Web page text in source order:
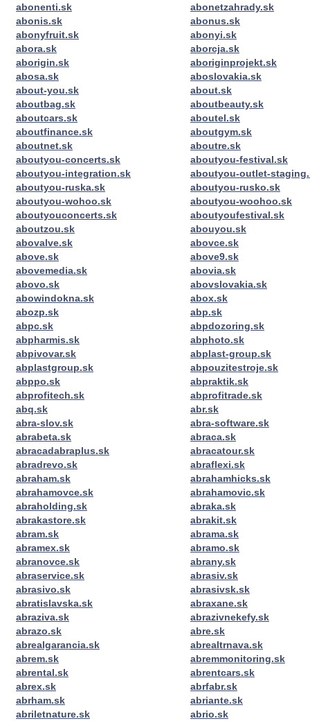
abonenti.sk
abonetzahrady.sk
abonis.sk
abonus.sk
abonyfruit.sk
abonyi.sk
abora.sk
aborcja.sk
aborigin.sk
aboriginprojekt.sk
abosa.sk
aboslovakia.sk
about-you.sk
about.sk
aboutbag.sk
aboutbeauty.sk
aboutcars.sk
aboutel.sk
aboutfinance.sk
aboutgym.sk
aboutnet.sk
aboutre.sk
aboutyou-concerts.sk
aboutyou-festival.sk
aboutyou-integration.sk
aboutyou-outlet-
aboutyou-ruska.sk
aboutyou-rusko.sk
aboutyou-wohoo.sk
aboutyou-woohoo.sk
aboutyouconcerts.sk
aboutyoufestival.sk
aboutzou.sk
abouyou.sk
abovalve.sk
abovce.sk
above.sk
above9.sk
abovemedia.sk
abovia.sk
abovo.sk
abovslovakia.sk
abowindokna.sk
abox.sk
abozp.sk
abp.sk
abpc.sk
abpdozoring.sk
abpharmis.sk
abphoto.sk
abpivovar.sk
abplast-group.sk
abplastgroup.sk
abpouzitestroje.sk
abppo.sk
abpraktik.sk
abprofitech.sk
abprofitrade.sk
abq.sk
abr.sk
abra-slov.sk
abra-software.sk
abrabeta.sk
abraca.sk
abracadabraplus.sk
abracatour.sk
abradrevo.sk
abraflexi.sk
abraham.sk
abrahamhicks.sk
abrahamovce.sk
abrahamovic.sk
abraholding.sk
abraka.sk
abrakastore.sk
abrakit.sk
abram.sk
abrama.sk
abramex.sk
abramo.sk
abranovce.sk
abrany.sk
abraservice.sk
abrasiv.sk
abrasivo.sk
abrasivsk.sk
abratislavska.sk
abraxane.sk
abraziva.sk
abrazivnekefy.sk
abrazo.sk
abre.sk
abrealgarancia.sk
abrealtrnava.sk
abrem.sk
abremmonitoring.sk
abrental.sk
abrentcars.sk
abrex.sk
abrfabr.sk
abrham.sk
abriante.sk
abriletnature.sk
abrio.sk